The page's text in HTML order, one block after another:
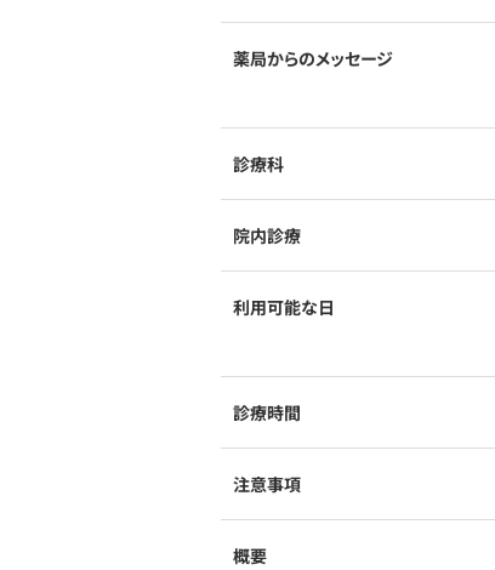
薬局からのメッセージ
診療科
院内診療
利用可能な日
診療時間
注意事項
概要